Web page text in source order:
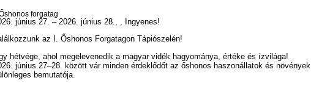
Őshonos forgatag
június 27. – 2026. június 28., , Ingyenes!
az I. Őshonos Forgatagon Tápiószelén!
hétvége, ahol megelevenedik a magyar vidék hagyománya, értéke és ízvilága!
június 27–28. között vár minden érdeklődőt az őshonos haszonállatok és növények
bemutatója.